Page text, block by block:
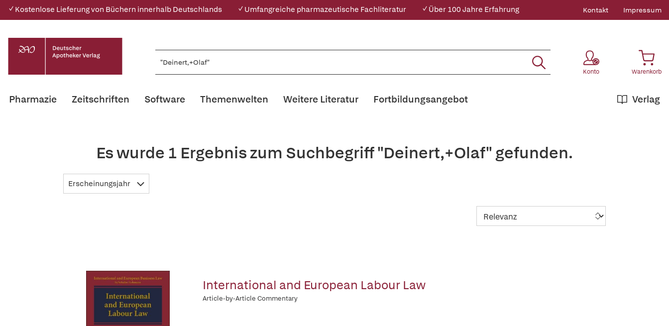
✓ Kostenlose Lieferung von Büchern innerhalb Deutschlands ✓ Umfangreiche pharmazeutische Fachliteratur ✓ Über 100 Jahre Erfahrung Kontakt Impressum
Konto Warenkorb
Pharmazie Zeitschriften Software Themenwelten Weitere Literatur Verlag
Fortbildungsangebot
Es wurde 1 Ergebnis zum Suchbegriff "Deinert,+Olaf" gefunden.
Erscheinungsjahr
International and European Labour Law
Article-by-Article Commentary